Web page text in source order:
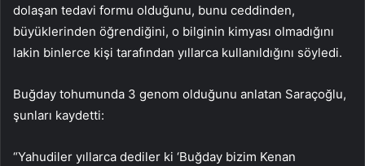
dolaşan tedavi formu olduğunu, bunu ceddinden,
büyüklerinden öğrendiğini, o bilginin kimyası olmadığını
lakin binlerce kişi tarafından yıllarca kullanıldığını söyledi.
Buğday tohumunda 3 genom olduğunu anlatan Saraçoğlu,
şunları kaydetti:
“Yahudiler yıllarca dediler ki ‘Buğday bizim Kenan